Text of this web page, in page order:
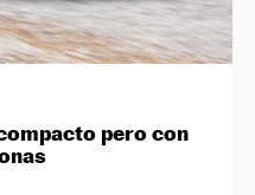
pero con